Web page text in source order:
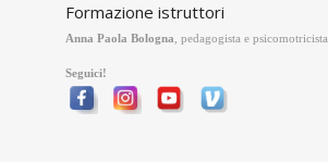
Formazione istruttori
Anna Paola Bologna , pedagogista e psicomotricista
Seguici!